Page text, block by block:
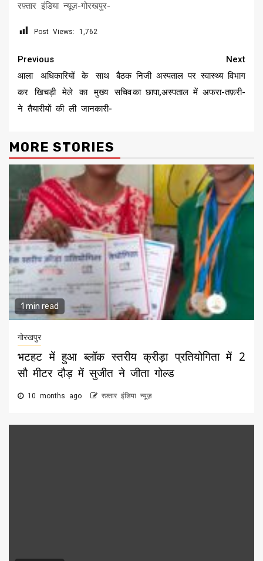
रफ़्तार इंडिया न्यूज़-गोरखपुर-
Post Views: 1,762
Continue
Reading
Previous
आला अधिकारियों के साथ बैठक
कर खिचड़ी मेले का मुख्य सचिव
ने तैयारीयों की ली जानकारी-
Next
निजी अस्पताल पर स्वास्थ्य विभाग
का छापा,अस्पताल में अफरा-तफ़री-
MORE STORIES
1 min read
गोरखपुर
भटहट में हुआ ब्लॉक स्तरीय क्रीड़ा प्रतियोगिता में 2
सौ मीटर दौड़ में सुजीत ने जीता गोल्ड
10 months ago रफ़्तार इंडिया न्यूज़